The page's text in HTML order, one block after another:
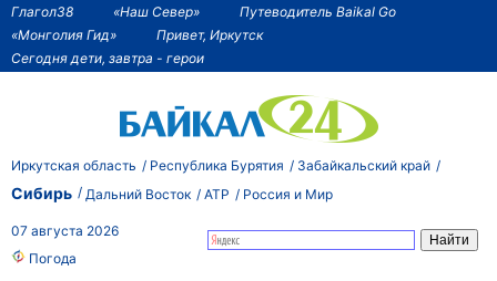
Глагол38 «Наш Север»
Путеводитель Baikal Go
«Монголия Гид»
Привет, Иркутск
Сегодня дети, завтра - герои
Иркутская область Республика Бурятия Забайкальский край
Сибирь Дальний Восток АТР Россия и Мир
07 августа 2026
Погода